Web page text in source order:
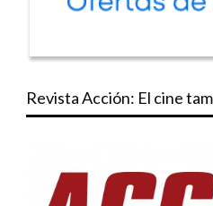
Revista Acción: El cine